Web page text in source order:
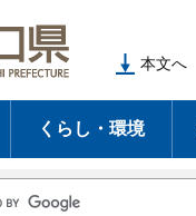
本文へ
くらし・環境